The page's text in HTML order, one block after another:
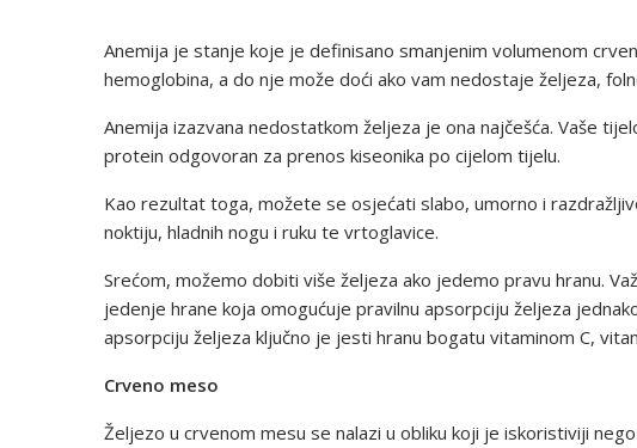
Anemija je stanje koje je definisano smanjenim volumenom
hemoglobina, a do nje može doći ako vam nedostaje željeza,
Anemija izazvana nedostatkom željeza je ona najčešća. Vaše
protein odgovoran za prenos kiseonika po cijelom tijelu.
Kao rezultat toga, možete se osjećati slabo, umorno i
noktiju, hladnih nogu i ruku te vrtoglavice.
Srećom, možemo dobiti više željeza ako jedemo pravu hranu.
jedenje hrane koja omogućuje pravilnu apsorpciju željeza
apsorpciju željeza ključno je jesti hranu bogatu vitaminom C,
Crveno meso
Željezo u crvenom mesu se nalazi u obliku koji je iskoristiviji